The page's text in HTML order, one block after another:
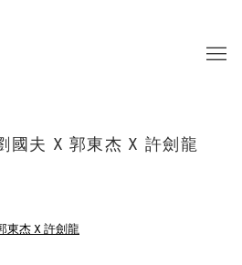
國夫 X 郭東杰 X 許劍龍